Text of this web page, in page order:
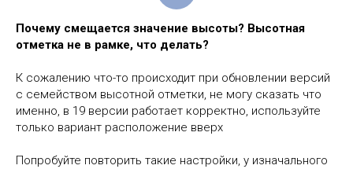
Почему смещается значение высоты? Высотная
отметка не в рамке, что делать?
К сожалению что-то происходит при обновлении версий
с семейством высотной отметки, не могу сказать что
именно, в 19 версии работает корректно, используйте
только вариант расположение вверх
Попробуйте повторить такие настройки, у изначального